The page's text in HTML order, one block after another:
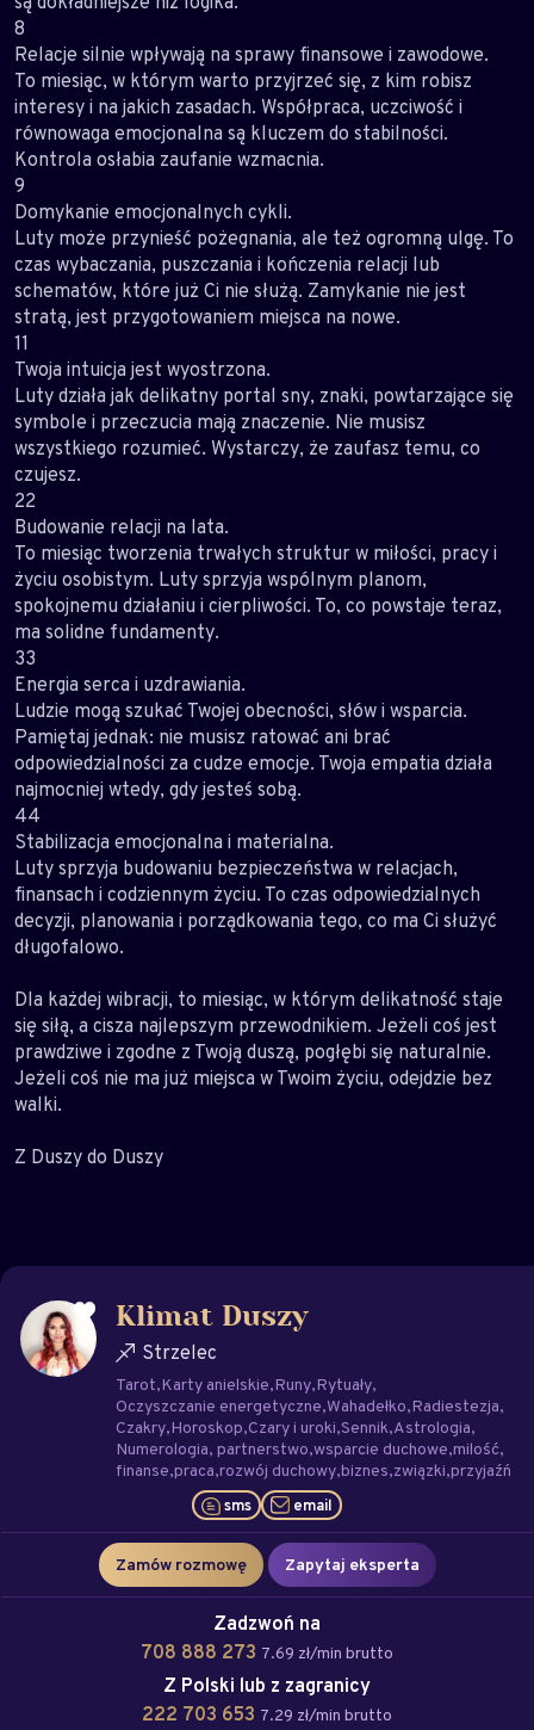
8
Relacje silnie wpływają na sprawy finansowe i zawodowe.
To miesiąc, w którym warto przyjrzeć się, z kim robisz
interesy i na jakich zasadach. Współpraca, uczciwość i
równowaga emocjonalna są kluczem do stabilności.
Kontrola osłabia zaufanie wzmacnia.
9
Domykanie emocjonalnych cykli.
Luty może przynieść pożegnania, ale też ogromną ulgę. To
czas wybaczania, puszczania i kończenia relacji lub
schematów, które już Ci nie służą. Zamykanie nie jest
stratą, jest przygotowaniem miejsca na nowe.
11
Twoja intuicja jest wyostrzona.
Luty działa jak delikatny portal sny, znaki, powtarzające się
symbole i przeczucia mają znaczenie. Nie musisz
wszystkiego rozumieć. Wystarczy, że zaufasz temu, co
czujesz.
22
Budowanie relacji na lata.
To miesiąc tworzenia trwałych struktur w miłości, pracy i
życiu osobistym. Luty sprzyja wspólnym planom,
spokojnemu działaniu i cierpliwości. To, co powstaje teraz,
ma solidne fundamenty.
33
Energia serca i uzdrawiania.
Ludzie mogą szukać Twojej obecności, słów i wsparcia.
Pamiętaj jednak: nie musisz ratować ani brać
odpowiedzialności za cudze emocje. Twoja empatia działa
najmocniej wtedy, gdy jesteś sobą.
44
Stabilizacja emocjonalna i materialna.
Luty sprzyja budowaniu bezpieczeństwa w relacjach,
finansach i codziennym życiu. To czas odpowiedzialnych
decyzji, planowania i porządkowania tego, co ma Ci służyć
długofalowo.
Dla każdej wibracji, to miesiąc, w którym delikatność staje
się siłą, a cisza najlepszym przewodnikiem. Jeżeli coś jest
prawdziwe i zgodne z Twoją duszą, pogłębi się naturalnie.
Jeżeli coś nie ma już miejsca w Twoim życiu, odejdzie bez
walki.
Z Duszy do Duszy
Klimat Duszy
Strzelec
Tarot Karty anielskie Runy Rytuały
Oczyszczanie energetyczne Wahadełko Radiestezja
Czakry Horoskop Czary i uroki Sennik Astrologia
Numerologia partnerstwo wsparcie duchowe milość
finanse praca rozwój duchowy biznes związki przyjaźń
sms email
Zamów rozmowę Zapytaj eksperta
Zadzwoń na
708 888 273 7.69 zł/min brutto
Z Polski lub z zagranicy
222 703 653 7.29 zł/min brutto